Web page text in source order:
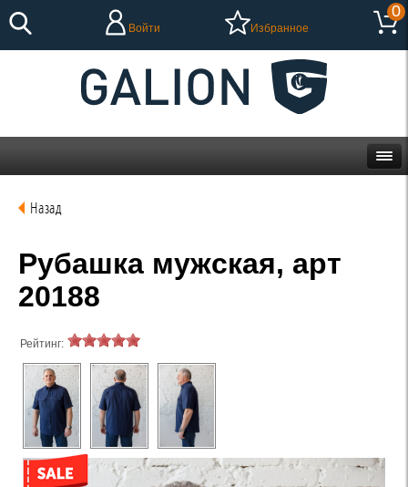
Войти Избранное
0
Назад
Рубашка мужская, арт
20188
Рейтинг: